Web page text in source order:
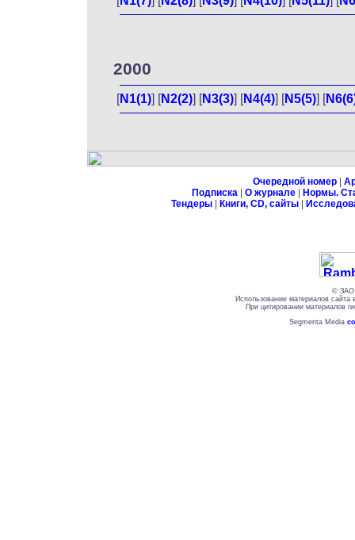
2000
[N1(1)] [N2(2)] [N3(3)] [N4(4)] [N5(5)] [
Очередной номер
Подписка| О журнале|
Нормы.
Тендеры
Книги, CD, сайты
© ЗАО
Использование материалов
При цитировании материалов
Segmenta Media